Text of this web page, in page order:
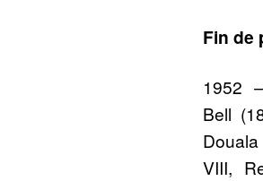
Fin de
1952
Bell
VIII,